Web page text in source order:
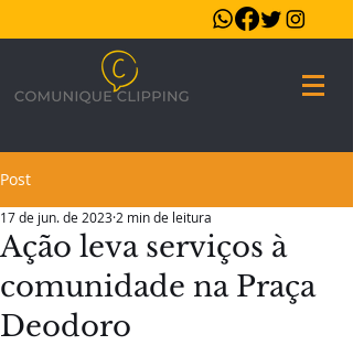
Post
Ação leva serviços à
comunidade na Praça
Deodoro
17 de jun. de 2023 2 min de leitura